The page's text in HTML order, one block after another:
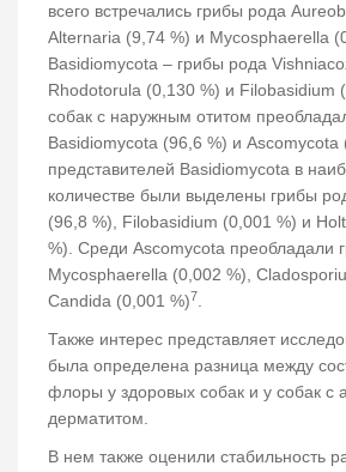
всего встречались грибы рода
Alternaria (9,74 %) и Mycosphaerella
Basidiomycota – грибы рода
Rhodotorula (0,130 %) и Filobasidium
собак с наружным отитом
Basidiomycota (96,6 %) и
представителей Basidiomycota в
количестве были выделены грибы
(96,8 %), Filobasidium (0,001 %) и
%). Среди Ascomycota преобладали
Mycosphaerella (0,002 %),
Candida (0,001 %)7.
Также интерес представляет
была определена разница между
флоры у здоровых собак и у собак с
дерматитом.
В нем также оценили стабильность